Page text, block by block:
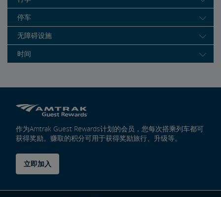
停车
无障碍设施
时间
作为Amtrak Guest Rewards计划的会员，您每次搭乘列车都可
获得奖励。赚取的积分可用于获得奖励旅行、升级等。
立即加入